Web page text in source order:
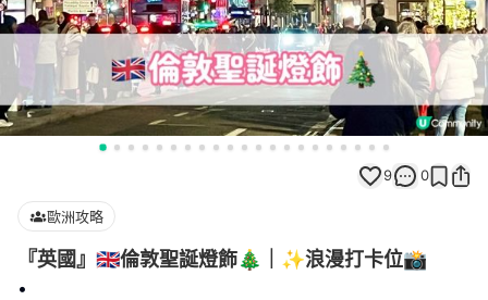
9 0
歐洲攻略
『英國』🇬🇧倫敦聖誕燈飾🎄｜✨浪漫打卡位📸
•